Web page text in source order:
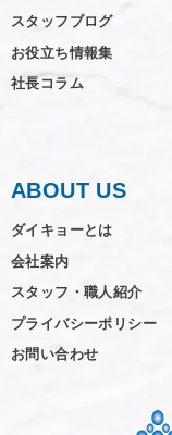
スタッフブログ
お役立ち情報集
社長コラム
ABOUT US
ダイキョーとは
会社案内
スタッフ・職人紹介
プライバシーポリシー
お問い合わせ